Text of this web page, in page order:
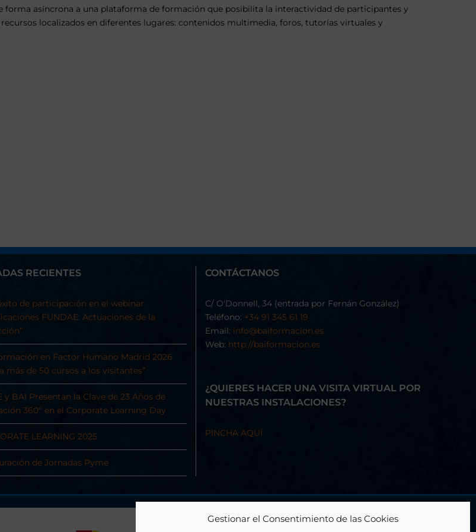
Gestionar el Consentimiento de las Cookies
forma asíncrona a una plataforma de formación que posibilita la interactividad de participantes y
localizados en diferentes lugares: contenidos multimedia, foros, tutorías virtuales y
RECIENTES
de participación en el webinar
FUNDAE: Actuaciones de la
en Factor Humano Madrid 2026
más de 50 cursos a los visitantes”
y BAI Presentan la Clave de 23 Años de
360º en el Corporate Learning Day
LEARNING 2025
de Jornadas Pyme
CONTÁCTANOS
C/ O'Donnell, 34 (entrada por Fernán González)
Teléfono: +34 91 345 61 19
Email: info@baiformacion.es
Web: http://baiformacion.es
¿QUIERES HACER UNA VISITA VIRTUAL POR
NUESTRAS INSTALACIONES?
PINCHA AQUÍ